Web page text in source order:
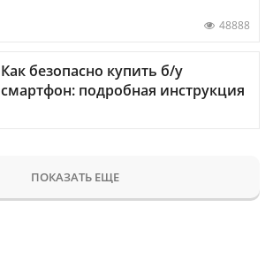
48888
Как безопасно купить б/у
смартфон: подробная инструкция
ПОКАЗАТЬ ЕЩЕ